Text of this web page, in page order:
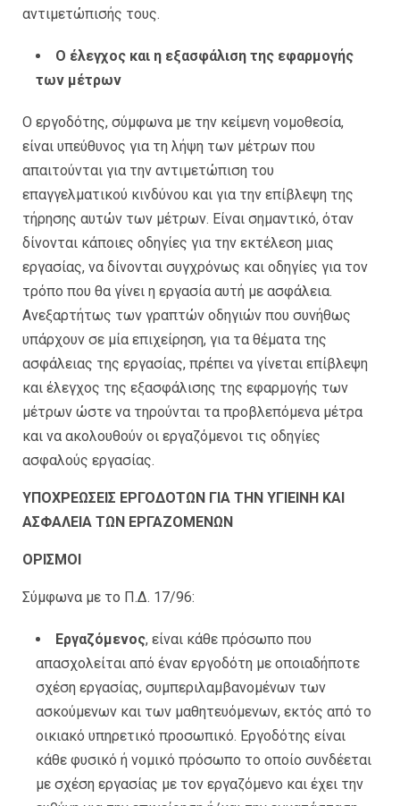
αντιμετώπισής τους.
Ο έλεγχος και η εξασφάλιση της εφαρμογής
των μέτρων
Ο εργοδότης, σύμφωνα με την κείμενη νομοθεσία,
είναι υπεύθυνος για τη λήψη των μέτρων που
απαιτούνται για την αντιμετώπιση του
επαγγελματικού κινδύνου και για την επίβλεψη της
τήρησης αυτών των μέτρων. Είναι σημαντικό, όταν
δίνονται κάποιες οδηγίες για την εκτέλεση μιας
εργασίας, να δίνονται συγχρόνως και οδηγίες για τον
τρόπο που θα γίνει η εργασία αυτή με ασφάλεια.
Ανεξαρτήτως των γραπτών οδηγιών που συνήθως
υπάρχουν σε μία επιχείρηση, για τα θέματα της
ασφάλειας της εργασίας, πρέπει να γίνεται επίβλεψη
και έλεγχος της εξασφάλισης της εφαρμογής των
μέτρων ώστε να τηρούνται τα προβλεπόμενα μέτρα
και να ακολουθούν οι εργαζόμενοι τις οδηγίες
ασφαλούς εργασίας.
ΥΠΟΧΡΕΩΣΕΙΣ ΕΡΓΟΔΟΤΩΝ ΓΙΑ ΤΗΝ ΥΓΙΕΙΝΗ ΚΑΙ
ΑΣΦΑΛΕΙΑ ΤΩΝ ΕΡΓΑΖΟΜΕΝΩΝ
ΟΡΙΣΜΟΙ
Σύμφωνα με το Π.Δ. 17/96:
Εργαζόμενος, είναι κάθε πρόσωπο που
απασχολείται από έναν εργοδότη με οποιαδήποτε
σχέση εργασίας, συμπεριλαμβανομένων των
ασκούμενων και των μαθητευόμενων, εκτός από το
οικιακό υπηρετικό προσωπικό. Εργοδότης είναι
κάθε φυσικό ή νομικό πρόσωπο το οποίο συνδέεται
με σχέση εργασίας με τον εργαζόμενο και έχει την